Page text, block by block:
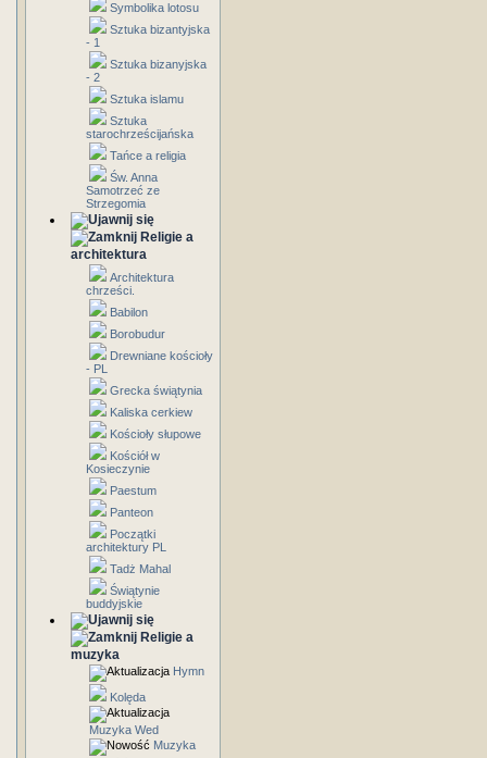
Symbolika lotosu
Sztuka bizantyjska
- 1
Sztuka bizanyjska
- 2
Sztuka islamu
Sztuka
starochrześcijańska
Tańce a religia
Św. Anna
Samotrzeć ze
Strzegomia
Religie a
architektura
Architektura
chrześci.
Babilon
Borobudur
Drewniane kościoły
- PL
Grecka świątynia
Kaliska cerkiew
Kościoły słupowe
Kościół w
Kosieczynie
Paestum
Panteon
Początki
architektury PL
Tadż Mahal
Świątynie
buddyjskie
Religie a
muzyka
Hymn
Kolęda
Muzyka Wed
Muzyka